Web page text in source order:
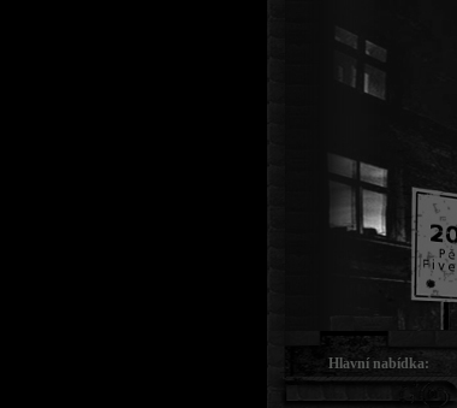
Hlavní nabídka: